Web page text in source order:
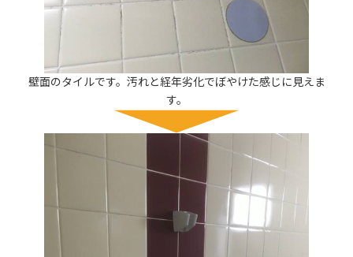
壁面のタイルです。汚れと経年劣化でぼやけた感じに見えま
す。